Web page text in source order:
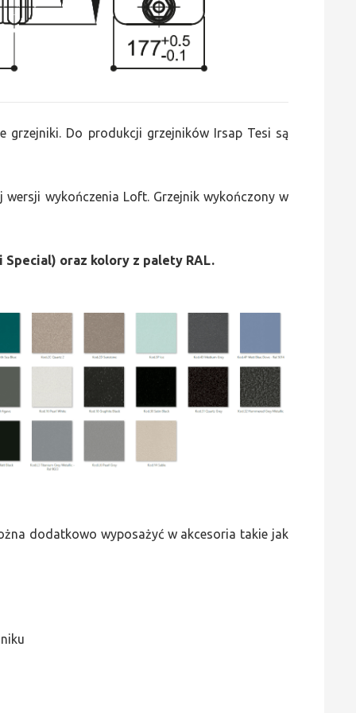
grzejniki. Do produkcji grzejników Irsap Tesi są
wykończenia Loft. Grzejnik wykończony w
oraz kolory z palety RAL.
dodatkowo wyposażyć w akcesoria takie jak